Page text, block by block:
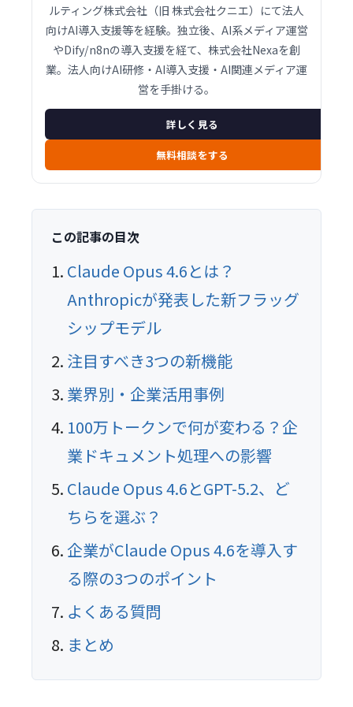
ルティング株式会社（旧 株式会社クニエ）にて法人
向けAI導入支援等を経験。独立後、AI系メディア運営
やDify/n8nの導入支援を経て、株式会社Nexaを創
業。法人向けAI研修・AI導入支援・AI関連メディア運
営を手掛ける。
詳しく見る
無料相談をする
この記事の目次
Claude Opus 4.6とは？
Anthropicが発表した新フラッグ
シップモデル
注目すべき3つの新機能
業界別・企業活用事例
100万トークンで何が変わる？企
業ドキュメント処理への影響
Claude Opus 4.6とGPT-5.2、ど
ちらを選ぶ？
企業がClaude Opus 4.6を導入す
る際の3つのポイント
よくある質問
まとめ